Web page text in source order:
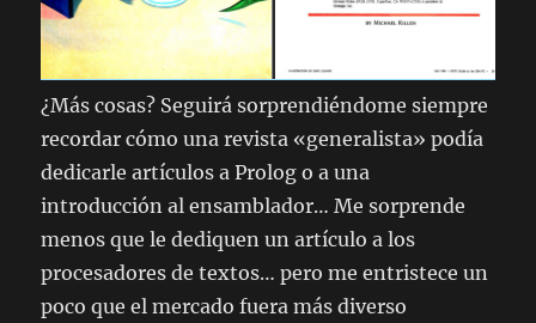
¿Más cosas? Seguirá sorprendiéndome siempre
recordar cómo una revista «generalista» podía
dedicarle artículos a Prolog o a una
introducción al ensamblador… Me sorprende
menos que le dediquen un artículo a los
procesadores de textos… pero me entristece un
poco que el mercado fuera más diverso